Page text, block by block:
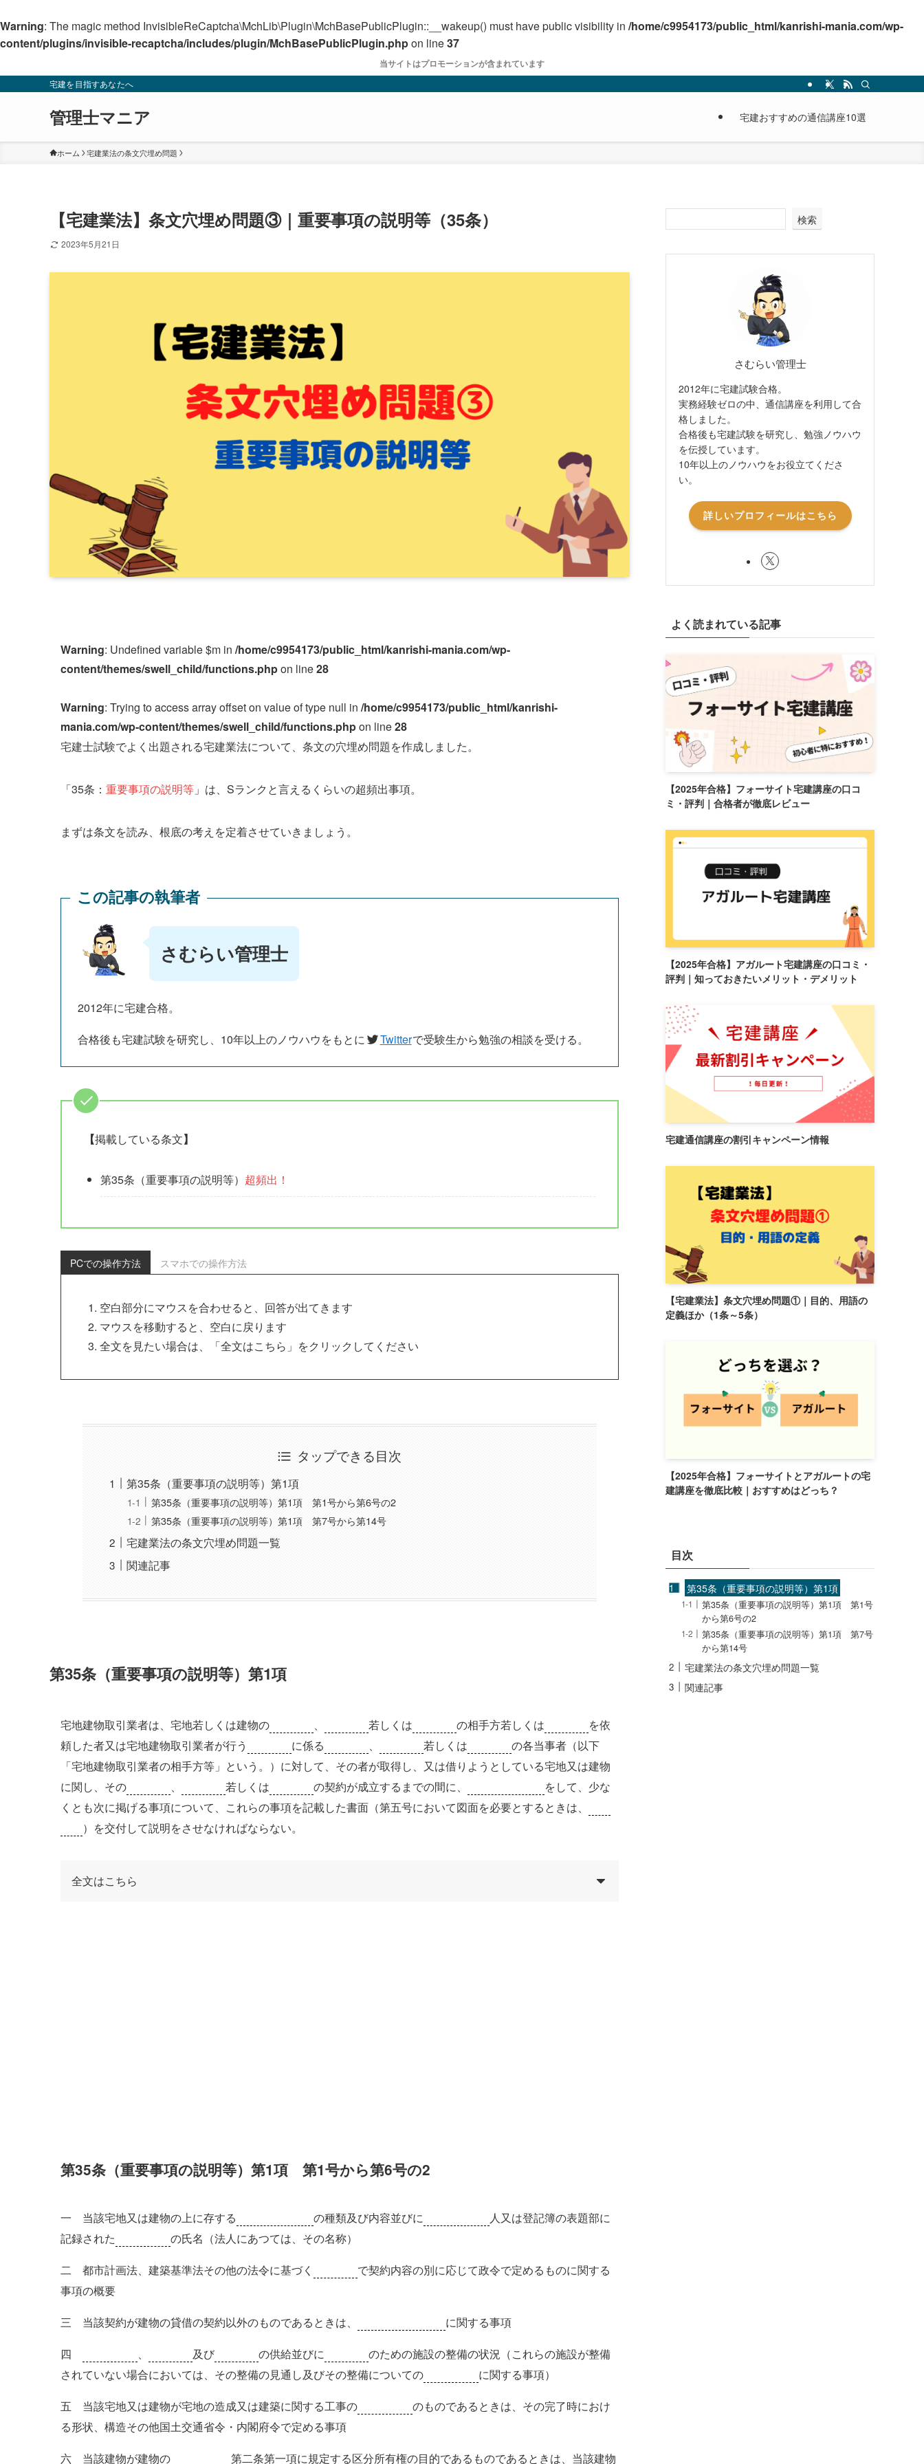
Warning: The magic method InvisibleReCaptcha\MchLib\Plugin\MchBasePublicPlugin::__wakeup() must have public visibility in /home/c9954173/public_html/kanrishi-mania.com/wp-
content/plugins/invisible-recaptcha/includes/plugin/MchBasePublicPlugin.phpon line37
当サイトはプロモーションが含まれています
宅建を目指すあなたへ
管理士マニア 宅建おすすめの通信講座10選
ホーム 宅建業法の条文穴埋め問題
【宅建業法】条文穴埋め問題③｜重要事項の説明等（35条）
2023年5月21日
Warning: Undefined variable $m in /home/c9954173/public_html/kanrishi-mania.com/wp-
content/themes/swell_child/functions.phpon line28
Warning: Trying to access array offset on value of type null in /home/c9954173/public_html/kanrishi-
mania.com/wp-content/themes/swell_child/functions.phpon line28
宅建士試験でよく出題される宅建業法について、条文の穴埋め問題を作成しました。
「35条： 重要事項の説明等 」は、Sランクと言えるくらいの超頻出事項。
まずは条文を読み、根底の考えを定着させていきましょう。
この記事の執筆者
さむらい管理士
2012年に宅建合格。
合格後も宅建試験を研究し、10年以上のノウハウをもとに
Twitterで受験生から勉強の相談を受ける。
【掲載している条文】
第35条（重要事項の説明等） 超頻出！
PCでの操作方法 スマホでの操作方法
空白部分にマウスを合わせると、回答が出てきます
マウスを移動すると、空白に戻ります
全文を見たい場合は、「全文はこちら」をクリックしてください
タップできる目次
第35条（重要事項の説明等）第1項
第35条（重要事項の説明等）第1項 第1号から第6号の2
第35条（重要事項の説明等）第1項 第7号から第14号
宅建業法の条文穴埋め問題一覧
関連記事
第35条（重要事項の説明等）第1項
宅地建物取引業者は、宅地若しくは建物の 、 若しくは の相手方若しくは
を依
頼した者又は宅地建物取引業者が行う
に係る 、 若しくは
の各当事者（以下
「宅地建物取引業者の相手方等」という。）に対して、その者が取得し、又は借りようとしている宅地又は建物
に関し、その
、 若しくは の契約が成立するまでの間に、
をして、少な
くとも次に掲げる事項について、これらの事項を記載した書面（第五号において図面を必要とするときは、
）を交付して説明をさせなければならない。
全文はこちら
第35条（重要事項の説明等）第1項 第1号から第6号の2
一 当該宅地又は建物の上に存する の種類及び内容並びに
人又は登記簿の表題部に
記録された
の氏名（法人にあつては、その名称）
二 都市計画法、建築基準法その他の法令に基づく
で契約内容の別に応じて政令で定めるものに関する
事項の概要
三 当該契約が建物の貸借の契約以外のものであるときは、
に関する事項
四
、 及び の供給並びに
のための施設の整備の状況（これらの施設が整備
されていない場合においては、その整備の見通し及びその整備についての
に関する事項）
五 当該宅地又は建物が宅地の造成又は建築に関する工事の
のものであるときは、その完了時におけ
る形状、構造その他国土交通省令・内閣府令で定める事項
六 当該建物が建物の
第二条第一項に規定する区分所有権の目的であるものであるときは、当該建物
検索
さむらい管理士
2012年に宅建試験合格。
実務経験ゼロの中、通信講座を利用して合
格しました。
合格後も宅建試験を研究し、勉強ノウハウ
を伝授しています。
10年以上のノウハウをお役立てくださ
い。
詳しいプロフィールはこちら
よく読まれている記事
【2025年合格】フォーサイト宅建講座の口コ
ミ・評判｜合格者が徹底レビュー
【2025年合格】アガルート宅建講座の口コミ・
評判｜知っておきたいメリット・デメリット
宅建通信講座の割引キャンペーン情報
【宅建業法】条文穴埋め問題①｜目的、用語の
定義ほか（1条～5条）
【2025年合格】フォーサイトとアガルートの宅
建講座を徹底比較｜おすすめはどっち？
目次
第35条（重要事項の説明等）第1項
第35条（重要事項の説明等）第1項 第1号
から第6号の2
第35条（重要事項の説明等）第1項 第7号
から第14号
宅建業法の条文穴埋め問題一覧
関連記事